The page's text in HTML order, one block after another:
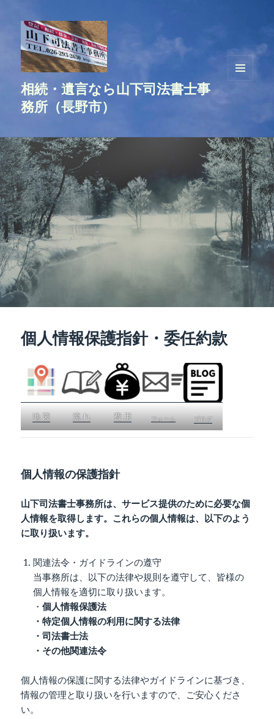
相続・遺言なら山下司法書士事
務所（長野市）
個人情報保護指針・委任約款
地 図 流 れ 費 用 フォーム ブログ
個人情報の保護指針
山下司法書士事務所は、サービス提供のために必要な個
人情報を取得します。これらの個人情報は、以下のよう
に取り扱います。
関連法令・ガイドラインの遵守
当事務所は、以下の法律や規則を遵守して、皆様の
個人情報を適切に取り扱います。
・個人情報保護法
・特定個人情報の利用に関する法律
・司法書士法
・その他関連法令
個人情報の保護に関する法律やガイドラインに基づき、
情報の管理と取り扱いを行いますので、ご安心くださ
い。